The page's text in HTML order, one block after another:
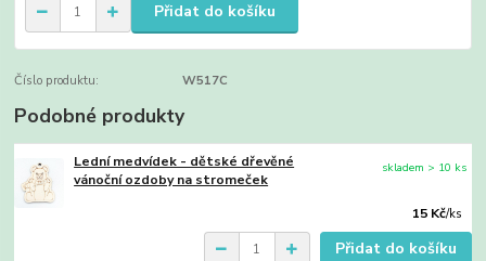
Přidat do košíku
Číslo produktu: W517C
Podobné produkty
Lední medvídek - dětské dřevěné
vánoční ozdoby na stromeček
15 Kč/ks
skladem > 10 ks
Přidat do košíku